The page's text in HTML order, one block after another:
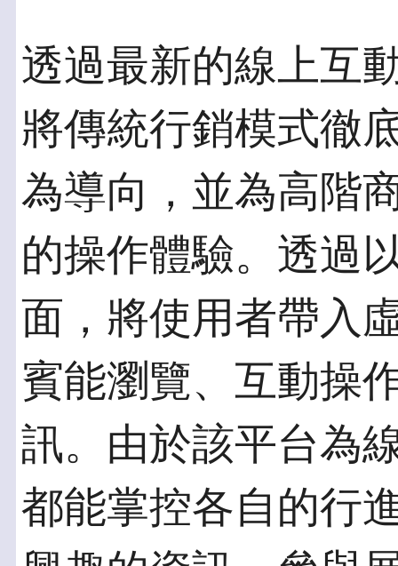
透過最新的線上互
將傳統行銷模式徹
為導向，並為高階
的操作體驗。透過
面，將使用者帶入
賓能瀏覽、互動操
訊。由於該平台為
都能掌控各自的行